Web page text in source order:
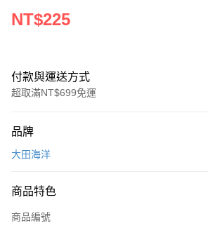
NT$225
付款與運送方式
超取滿NT$699免運
信用卡一次付款
LINE Pay
Apple Pay
品牌
大田海洋
商品特色
商品編號